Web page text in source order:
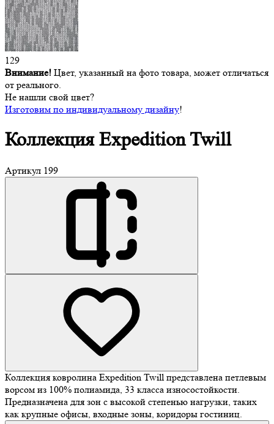
129
Внимание! Цвет, указанный на фото товара, может отличаться
от реального.
Не нашли свой цвет?
Изготовим по индивидуальному дизайну!
КоллекцияExpedition Twill
Артикул 199
Коллекция ковролина Expedition Twill представлена петлевым
ворсом из 100% полиамида, 33 класса износостойкости.
Предназначена для зон с высокой степенью нагрузки, таких
как крупные офисы, входные зоны, коридоры гостиниц.